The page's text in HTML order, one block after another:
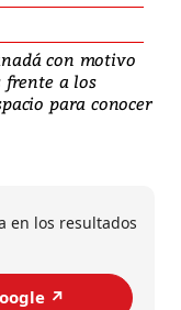
con motivo
frente a los
para conocer
en los resultados
↗️